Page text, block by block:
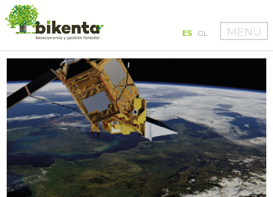
ES GL MENÚ